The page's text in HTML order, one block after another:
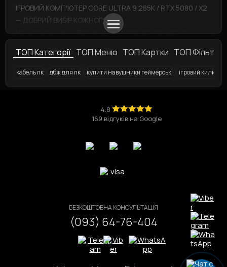
4.8
169 відгуків на Google
БЕЗКОШТОВНА КОНСУЛЬТАЦІЯ
(093) 64-76-404